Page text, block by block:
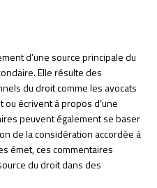
d’une source principale du
Elle résulte des
du droit comme les avocats
écrivent à propos d’une
peuvent également se baser
de la considération accordée à
émet, ces commentaires
du droit dans des